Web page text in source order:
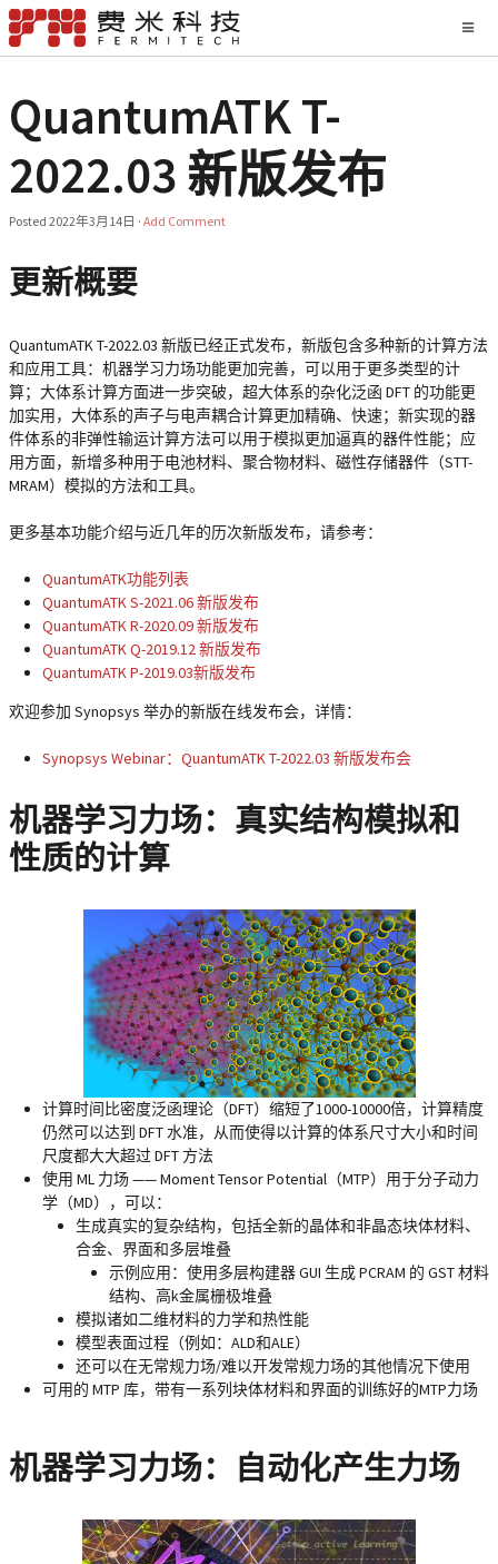
QuantumATK T-
2022.03 新版发布
Posted 2022年3月14日 · Add Comment
更新概要
QuantumATK T-2022.03 新版已经正式发布，新版包含多种新的计算方法
和应用工具：机器学习力场功能更加完善，可以用于更多类型的计
算；大体系计算方面进一步突破，超大体系的杂化泛函 DFT 的功能更
加实用，大体系的声子与电声耦合计算更加精确、快速；新实现的器
件体系的非弹性输运计算方法可以用于模拟更加逼真的器件性能；应
用方面，新增多种用于电池材料、聚合物材料、磁性存储器件（STT-
MRAM）模拟的方法和工具。
更多基本功能介绍与近几年的历次新版发布，请参考：
QuantumATK功能列表
QuantumATK S-2021.06 新版发布
QuantumATK R-2020.09 新版发布
QuantumATK Q-2019.12 新版发布
QuantumATK P-2019.03新版发布
欢迎参加 Synopsys 举办的新版在线发布会，详情：
Synopsys Webinar：QuantumATK T-2022.03 新版发布会
机器学习力场：真实结构模拟和
性质的计算
计算时间比密度泛函理论（DFT）缩短了1000-10000倍，计算精度
仍然可以达到 DFT 水准，从而使得以计算的体系尺寸大小和时间
尺度都大大超过 DFT 方法
使用 ML 力场 —— Moment Tensor Potential（MTP）用于分子动力
学（MD），可以：
生成真实的复杂结构，包括全新的晶体和非晶态块体材料、
合金、界面和多层堆叠
示例应用：使用多层构建器 GUI 生成 PCRAM 的 GST 材料
结构、高k金属栅极堆叠
模拟诸如二维材料的力学和热性能
模型表面过程（例如：ALD和ALE）
还可以在无常规力场/难以开发常规力场的其他情况下使用
可用的 MTP 库，带有一系列块体材料和界面的训练好的MTP力场
机器学习力场：自动化产生力场